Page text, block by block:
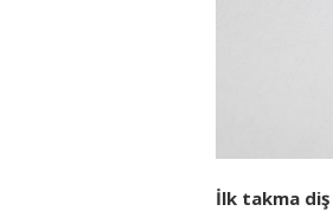
İlk takma diş